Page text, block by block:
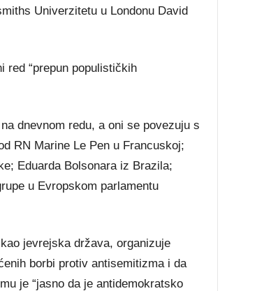
Univerzitetu u Londonu David
red “prepun populističkih
dnevnom redu, a oni se povezuju s
RN Marine Le Pen u Francuskoj;
Eduarda Bolsonara iz Brazila;
u Evropskom parlamentu
jevrejska država, organizuje
borbi protiv antisemitizma i da
je “jasno da je antidemokratsko